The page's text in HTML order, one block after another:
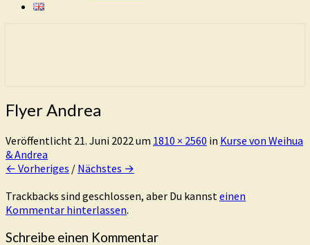
Flyer Andrea
Veröffentlicht 21. Juni 2022 um 1810 × 2560 in Kurse von Weihua
& Andrea
← Vorheriges / Nächstes →
Trackbacks sind geschlossen, aber Du kannst einen
Kommentar hinterlassen.
Schreibe einen Kommentar